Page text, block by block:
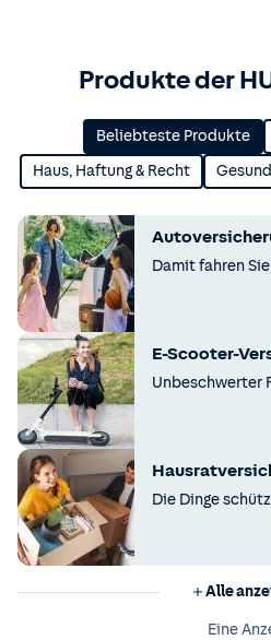
Produkte der
Beliebteste Produkte
Haus, Haftung & Recht
Damit fahren
E-Scooter-
Unbeschwerter
Die Dinge
Alle
Eine